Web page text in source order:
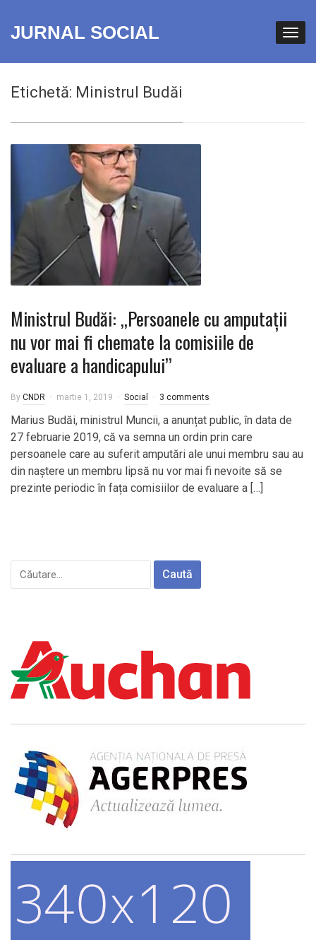
JURNAL SOCIAL
Etichetă: Ministrul Budăi
Ministrul Budăi: ,,Persoanele cu amputații
nu vor mai fi chemate la comisiile de
evaluare a handicapului’’
By CNDR martie 1, 2019 Social 3 comments
Marius Budăi, ministrul Muncii, a anunțat public, în data de
27 februarie 2019, că va semna un ordin prin care
persoanele care au suferit amputări ale unui membru sau au
din naștere un membru lipsă nu vor mai fi nevoite să se
prezinte periodic în fața comisiilor de evaluare a […]
Caută
după: